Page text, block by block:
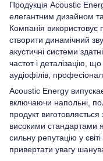
Продукція Acoustic
елегантним дизайном
Компанія використовує
створити динамічний
акустичні системи
частот і деталізацію,
аудіофілів,
Acoustic Energy
включаючи напольні,
продукт
високими стандартами
сильну репутацію у
привертати увагу